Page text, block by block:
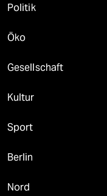
Politik
Öko
Gesellschaft
Kultur
Sport
Berlin
Nord